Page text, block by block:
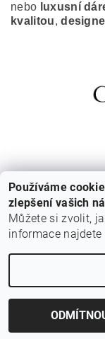
nebo luxusní
kvalitou,
2026 © Z Portugalska,
Používáme
zlepšení vašich
Můžete si zvolit,
informace